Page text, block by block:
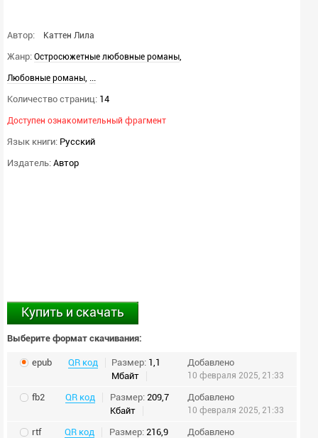
Автор: Каттен Лила
Жанр: Остросюжетные любовные романы,
Любовные романы, ...
Количество страниц: 14
Доступен ознакомительный фрагмент
Язык книги: Русский
Издатель: Автор
Купить и скачать
Выберите формат скачивания:
epub QR код Размер: 1,1
Мбайт
Добавлено
10 февраля 2025, 21:33
fb2 QR код Размер: 209,7
Кбайт
Добавлено
10 февраля 2025, 21:33
rtf QR код Размер: 216,9
Добавлено